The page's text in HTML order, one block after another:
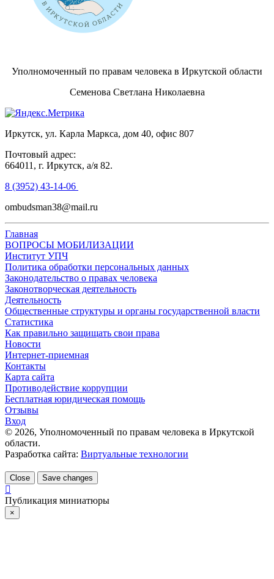
Уполномоченный по правам человека в Иркутской области
Семенова Светлана Николаевна
Иркутск, ул. Карла Маркса, дом 40, офис 807
Почтовый адрес:
664011, г. Иркутск, а/я 82.
8 (3952) 43-14-06
ombudsman38@mail.ru
Главная
ВОПРОСЫ МОБИЛИЗАЦИИ
Институт УПЧ
Политика обработки персональных данных
Законодательство о правах человека
Законотворческая деятельность
Деятельность
Общественные структуры и органы государственной власти
Статистика
Как правильно защищать свои права
Новости
Интернет-приемная
Контакты
Карта сайта
Противодействие коррупции
Бесплатная юридическая помощь
Отзывы
Вход
© 2026, Уполномоченный по правам человека в Иркутской
области.
Разработка сайта: Виртуальные технологии
Close Save changes
Публикация миниатюры
×